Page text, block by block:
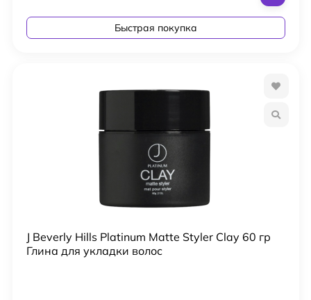
Быстрая покупка
J Beverly Hills Platinum Matte Styler Clay 60 гр
Глина для укладки волос